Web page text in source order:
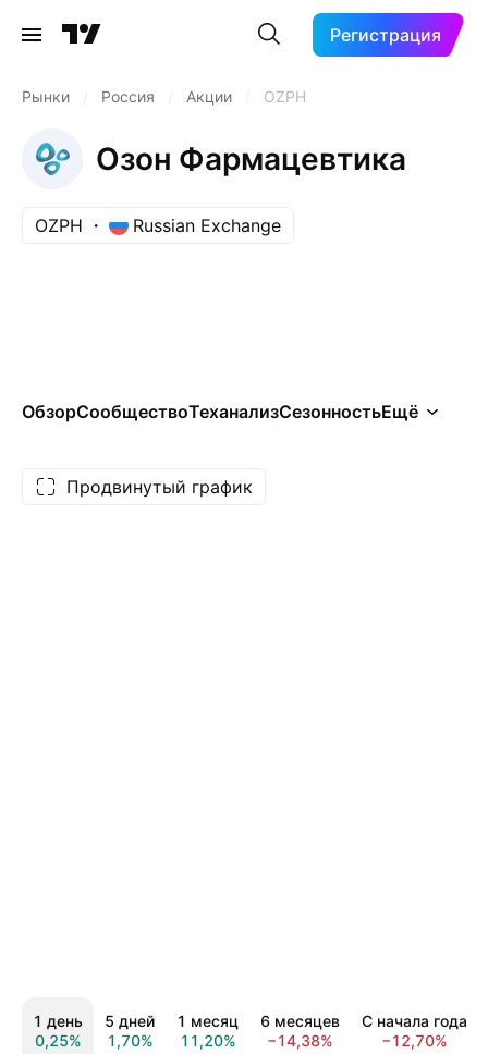
Регистрация
Рынки Россия Акции OZPH
Озон Фармацевтика
OZPH Russian Exchange
ОбзорСообществоТеханализСезонностьЕщё
Продвинутый график
1 день
0,25%
5 дней
1,70%
1 месяц
11,20%
6 месяцев
−14,38%
С начала года
−12,70%